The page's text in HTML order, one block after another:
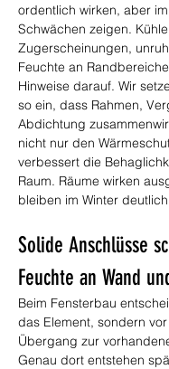
ordentlich wirken, aber
Schwächen zeigen. Kühle
Zugerscheinungen,
Feuchte an
Hinweise darauf. Wir
so ein, dass Rahmen,
Abdichtung
nicht nur den
verbessert die
Raum. Räume wirken
bleiben im Winter
Solide Anschlüsse
Feuchte an Wand
Beim Fensterbau
das Element, sondern
Übergang zur
Genau dort entstehen